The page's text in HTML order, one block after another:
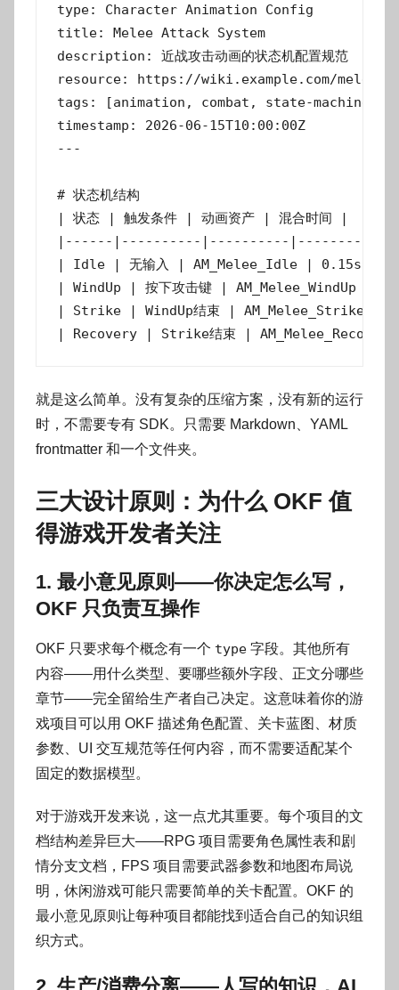
type: Character Animation Config
title: Melee Attack System
description: 近战攻击动画的状态机配置规范
resource: https://wiki.example.com/melee-
tags: [animation, combat, state-machine]
timestamp: 2026-06-15T10:00:00Z
---
# 状态机结构
| 状态 | 触发条件 | 动画资产 | 混合时间 |
|------|----------|----------|----------|
| Idle | 无输入 | AM_Melee_Idle | 0.15s |
| WindUp | 按下攻击键 | AM_Melee_WindUp |
| Strike | WindUp结束 | AM_Melee_Strike |
| Recovery | Strike结束 |
就是这么简单。没有复杂的压缩方案，没有新的运行
时，不需要专有 SDK。只需要 Markdown、YAML
frontmatter 和一个文件夹。
三大设计原则：为什么 OKF 值
得游戏开发者关注
1. 最小意见原则——你决定怎么写，
OKF 只负责互操作
OKF 只要求每个概念有一个 type 字段。其他所有
内容——用什么类型、要哪些额外字段、正文分哪些
章节——完全留给生产者自己决定。这意味着你的游
戏项目可以用 OKF 描述角色配置、关卡蓝图、材质
参数、UI 交互规范等任何内容，而不需要适配某个
固定的数据模型。
对于游戏开发来说，这一点尤其重要。每个项目的文
档结构差异巨大——RPG 项目需要角色属性表和剧
情分支文档，FPS 项目需要武器参数和地图布局说
明，休闲游戏可能只需要简单的关卡配置。OKF 的
最小意见原则让每种项目都能找到适合自己的知识组
织方式。